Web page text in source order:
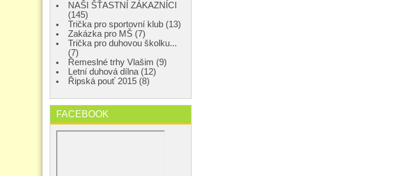
NAŠI ŠŤASTNÍ ZÁKAZNÍCI
(145)
Trička pro sportovní klub (13)
Zakázka pro MŠ (7)
Trička pro duhovou školku...
(7)
Řemeslné trhy Vlašim (9)
Letní duhová dílna (12)
Řipská pouť 2015 (8)
FACEBOOK